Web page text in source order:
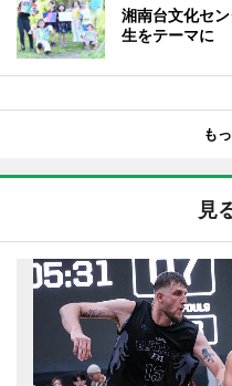
湘南台文化セ
生をテーマに
も
見